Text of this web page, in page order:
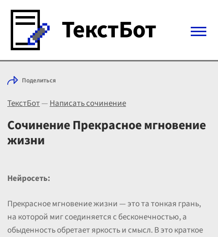
Войти с Telegram
Выбрать режим
Цены
Поделиться
ТекстБот—Написать сочинение
Сочинение Прекрасное мгновение
жизни
Нейросеть:
Прекрасное мгновение жизни — это та тонкая грань,
на которой миг соединяется с бесконечностью, а
обыденность обретает яркость и смысл. В это краткое